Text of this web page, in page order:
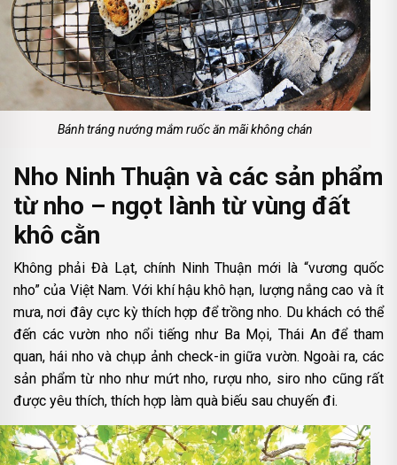
Bánh tráng nướng mắm ruốc ăn mãi không chán
Nho Ninh Thuận và các sản phẩm
từ nho – ngọt lành từ vùng đất
khô cằn
Không phải Đà Lạt, chính Ninh Thuận mới là “vương quốc
nho” của Việt Nam. Với khí hậu khô hạn, lượng nắng cao và ít
mưa, nơi đây cực kỳ thích hợp để trồng nho. Du khách có thể
đến các vườn nho nổi tiếng như Ba Mọi, Thái An để tham
quan, hái nho và chụp ảnh check-in giữa vườn. Ngoài ra, các
sản phẩm từ nho như mứt nho, rượu nho, siro nho cũng rất
được yêu thích, thích hợp làm quà biếu sau chuyến đi.